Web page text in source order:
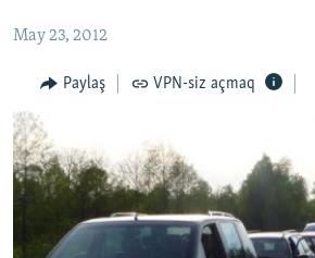
FƏRQƏ BAX
QANUNI DOĞRU
ARAŞDIRMA
MULTIMEDIA
VIDEO
FOTOQALEREYA
RADIO ARXIV
OXU ZALI
HAQQIMIZDA
May 23, 2012
Paylaş VPN-siz açmaq